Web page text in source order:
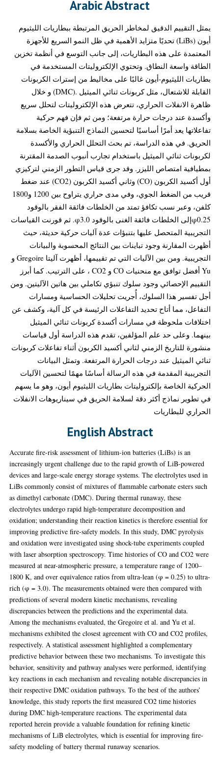
Arabic Abstract
يمثل التقييم الدقيق لمخاطر الحريق المرتبطة ببطاريات الليثيوم
أيون (LiBs) تحديًا متزايد الأهمية في ظل النمو السريع للأجهزة
المعتمدة على هذه البطاريات، إلى جانب التوسع في أنظمة تخزين
الطاقة واسعة النطاق. وتحتوي الإلكتروليتات المستخدمة في
بطاريات الليثيوم-أيون غالبًا على مخاليط من إسترات الكربونات
القابلة للاشتعال، مثل كربونات ثنائي الميثيل .(DMC) و خلال
ظاهرة الانفلات الحراري، تتعرض هذه الإلكتروليتات لتحلل سريع
وأكسدة عند درجات حرارة مرتفعة؛ ومن ثم فإن فهم حركية
تفاعلاتها يعد أمرًا أساسيًا لتحسين النماذج التنبؤية الخاصة بسلامة
الحريق. في هذه الدراسة، تم بحث التحلل الحراري والأكسدة
لكربونات ثنائي الميثيل باستخدام تجارب أنبوب الصدمة المقترنة
بمطيافية امتصاص الليزر. وقد جرى قياس التطور الزمني لتركيزي
أول أكسيد الكربون (CO) وثاني أكسيد الكربون (CO2) عند ضغط
قريب من الضغط الجوي، وفي مدى حراري يتراوح بين 1200 و1800
كلفن، وعبر نسب تكافؤ تمتد من الخلطات فائقة الفقر بالوقود
φ0.25إلى الخلطات فائقة الغنى بالوقود φ3.0. ثم قورنت القياسات
التجريبية المتحصل عليها بتنبؤات عدة آليات حركية حديثة، حيث
أظهرت المقارنة وجود تباينات بين النتائج المحسوبة والبيانات
التجريبية. ومن بين الآليات التي تم تقييمها، أظهرت آليتا Gregoire و
Yu أفضل توافق مع منحنيات CO و CO2 ، على الترتيب. كما أبرز
التقييم الإحصائي وجود سلوك تنبؤي تكاملي بين هاتين الآليتين. ومن
أجل تفسير هذا السلوك، أُجريت تحليلات الحساسية ومسارات
التفاعل، مما أتاح تحديد التفاعلات الرئيسة في كل آلية، وكشف عن
اختلافات ملحوظة في مسارات أكسدة كربونات ثنائي الميثيل
بينهما. وعلى حد علم المؤلفين، تقدم هذه الدراسة أول قياسات
منشورة للتاريخ الزمني لثاني أكسيد الكربون أثناء تفاعلات كربونات
ثنائي الميثيل عند درجات الحرارة المرتفعة. وتمثل البيانات
التجريبية المقدمة في هذه الرسالة أساسًا مهمًا لتحسين الآليات
الحركية الخاصة بإلكتروليتات بطاريات الليثيوم أيون، وهو ما يسهم
في تطوير نماذج أكثر دقة لسلامة الحريق في سيناريوهات الانفلات
الحراري للبطاريات
English Abstract
Accurate fire-risk assessment of lithium-ion batteries (LiBs) is an
increasingly urgent challenge due to the rapid growth of LiB-powered
devices and large-scale energy storage systems. The electrolytes used in
LiBs commonly consist of mixtures of flammable carbonate esters such
as dimethyl carbonate (DMC). During thermal runaway, these
electrolytes undergo rapid high-temperature decomposition and
oxidation; understanding their reaction kinetics is therefore essential for
improving predictive fire-safety models. In this study, DMC pyrolysis
and oxidation were investigated using shock-tube experiments coupled
with laser absorption spectroscopy. Time histories of CO and CO2 were
measured at near-atmospheric pressure, a temperature range of 1200–
1800 K, and over equivalence ratios from ultra-lean (φ = 0.25) to ultra-
rich (φ = 3.0). The measurements obtained were then compared with
predictions of several modern kinetic mechanisms, revealing
discrepancies between the predictions and the experimental data.
Among the mechanisms evaluated, the Gregoire et al. and Yu et al.
mechanisms exhibited the closest agreement with CO and CO2 profiles,
respectively. A statistical assessment highlighted a complementary
predictive behavior between these two mechanisms. To investigate this
behavior, sensitivity and pathway analyses were performed, identifying
key reactions in each mechanism and revealing notable discrepancies in
their respective DMC oxidation pathways. To the best of the authors’
knowledge, this study reports the first measured CO2 time histories
during DMC high-temperature reactions. The experimental data
reported herein provide a valuable foundation for refining kinetic
mechanisms of LiB electrolytes, which is essential for improving fire-
safety modeling of battery thermal runaway scenarios.